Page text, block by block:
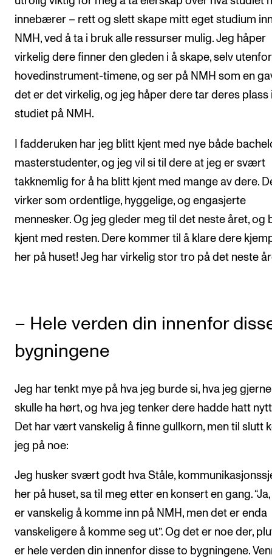
innebærer – rett og slett skape mitt eget studium
NMH, ved å ta i bruk alle ressurser mulig. Jeg håper
virkelig dere finner den gleden i å skape, selv utenfor
hovedinstrument-timene, og ser på NMH som en
det er det virkelig, og jeg håper dere tar deres plass
studiet på NMH.
I fadderuken har jeg blitt kjent med nye både
masterstudenter, og jeg vil si til dere at jeg er svært
takknemlig for å ha blitt kjent med mange av dere.
virker som ordentlige, hyggelige, og engasjerte
mennesker. Og jeg gleder meg til det neste året, og
kjent med resten. Dere kommer til å klare dere
her på huset! Jeg har virkelig stor tro på det neste
– Hele verden din innenfor
bygningene
Jeg har tenkt mye på hva jeg burde si, hva jeg gjerne
skulle ha hørt, og hva jeg tenker dere hadde hatt
Det har vært vanskelig å finne gullkorn, men til slutt
jeg på noe:
Jeg husker svært godt hva Ståle,
her på huset, sa til meg etter en konsert en gang.
er vanskelig å komme inn på NMH, men det er enda
vanskeligere å komme seg ut”. Og det er noe der,
er hele verden din innenfor disse to bygningene.